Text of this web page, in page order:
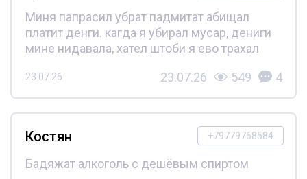
Миня папрасил убрат падмитат абищал
платит денги. кагда я убирал мусар, дениги
мине нидавала, хател штоби я ево трахал
23.07.26 23.07.26 549 4
+79779768584
Костян
Бадяжат алкоголь с дешёвым спиртом